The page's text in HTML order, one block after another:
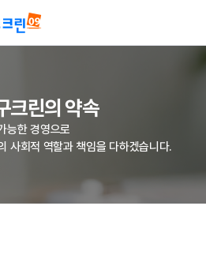
크린의 약속
능한 경영으로
사회적 역할과 책임을 다하겠습니다.